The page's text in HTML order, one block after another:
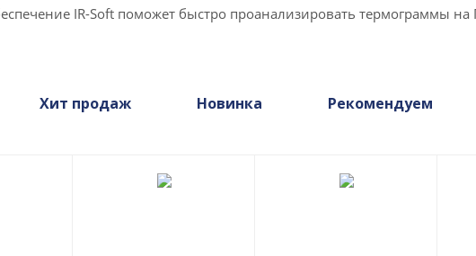
IR-Soft поможет быстро проанализировать термограммы
Хит продаж Новинка Рекомендуем